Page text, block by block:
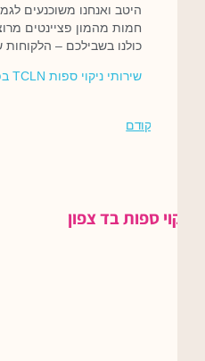
היטב ואנחנו משוכנעים
חמות מהמון פציינטים
כולנו בשבילכם – הלקוחות
שירותי ניקוי ספות TCLN בפייסבוק
קודם
ניקוי ספות בד צפון